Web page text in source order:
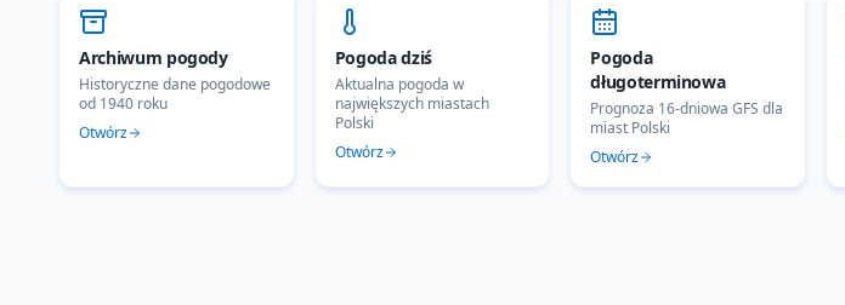
Archiwum pogody
Historyczne dane pogodowe
od 1940 roku
Otwórz
Pogoda dziś
Aktualna pogoda w
największych miastach
Polski
Otwórz
Pogoda
długoterminowa
Prognoza 16-dniowa GFS dla
miast Polski
Otwórz